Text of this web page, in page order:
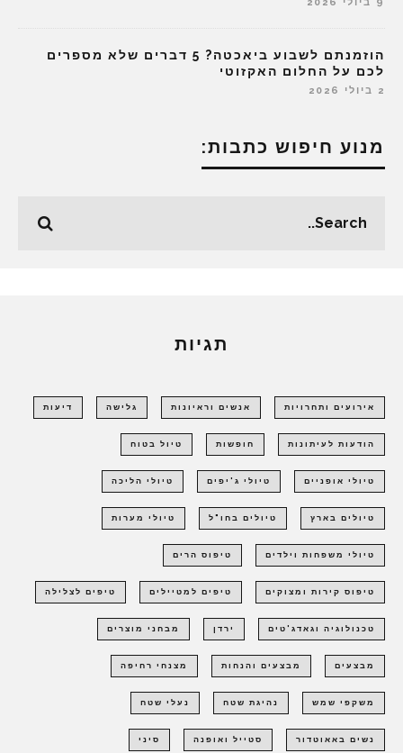
הוזמנתם לשבוע ביאכטה? 5 דברים שלא מספרים
לכם על החלום האקזוטי
2 ביולי 2026
מנוע חיפוש כתבות:
תגיות
אירועים ותחרויות אנשים וראיונות גלישה דיעות
הודעות לעיתונות חופשות טיול בטוח
טיולי אופניים טיולי ג'יפים טיולי הליכה
טיולים בארץ טיולים בחו"ל טיולי מערות
טיולי משפחות וילדים טיפוס הרים
טיפוס קירות ומצוקים טיפים למטיילים טיפים לצלילה
טכנולוגיה וגאדג'טים ירדן מבחני מוצרים
מבצעים מבצעים והנחות מצנחי רחיפה
משקפי שמש נהיגת שטח נעלי שטח
נשים באאוטדור סטייל ואופנה סיני